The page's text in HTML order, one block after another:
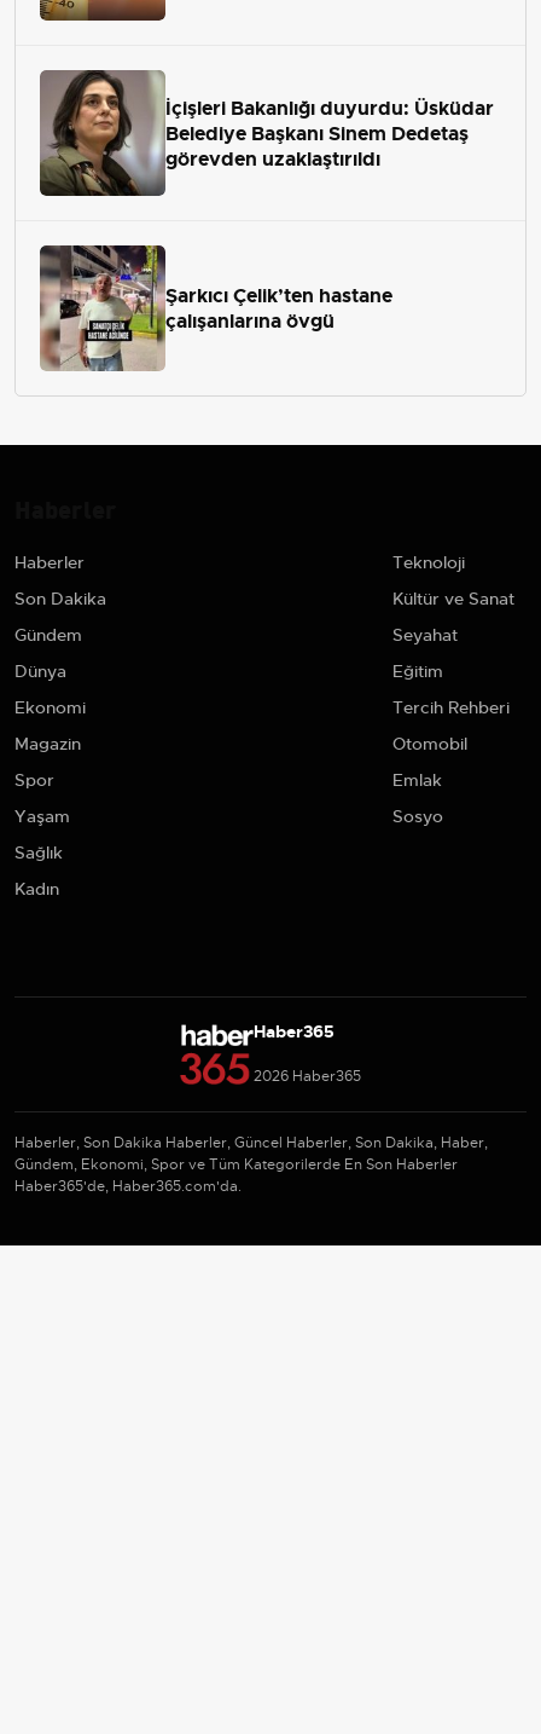
İçişleri Bakanlığı duyurdu: Üsküdar
Belediye Başkanı Sinem Dedetaş
görevden uzaklaştırıldı
Şarkıcı Çelik’ten hastane
çalışanlarına övgü
Haberler
Son Dakika
Gündem
Dünya
Ekonomi
Magazin
Spor
Yaşam
Sağlık
Kadın
Teknoloji
Kültür ve Sanat
Seyahat
Eğitim
Tercih Rehberi
Otomobil
Emlak
Sosyo
Haber365
2026 Haber365
Haberler, Son Dakika Haberler, Güncel Haberler, Son Dakika, Haber,
Gündem, Ekonomi, Spor ve Tüm Kategorilerde En Son Haberler
Haber365'de, Haber365.com'da.